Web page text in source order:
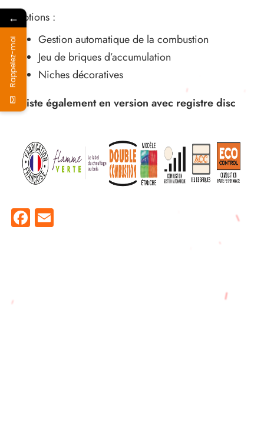
Options :
Gestion automatique de la combustion
Jeu de briques d’accumulation
Niches décoratives
Existe également en version avec registre disc
Facebook
←
Rappelez-moi